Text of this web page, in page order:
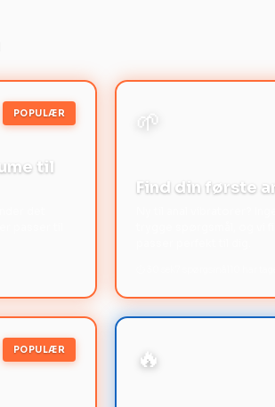
POPULÆR
til
🌱
Find din første
POPULÆR 🔥